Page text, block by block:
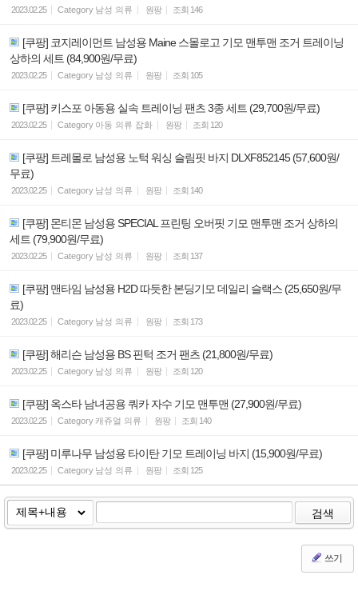
2023.02.25 Category 남성 의류 원팡 조회 146
[쿠팡] 코지레이먼트 남성용 Maine 스몰로고 기모 맨투맨 조거 트레이닝
상하의 세트 (84,900원/무료)
2023.02.25 Category 남성 의류 원팡 조회 105
[쿠팡] 키스포 아동용 실속 트레이닝 팬츠 3종 세트 (29,700원/무료)
2023.02.25 Category 아동 의류 잡화 원팡 조회 120
[쿠팡] 트레몰로 남성용 노턱 워싱 슬림핏 바지 DLXF852145 (57,600원/
무료)
2023.02.25 Category 남성 의류 원팡 조회 140
[쿠팡] 몬티몬 남성용 SPECIAL 프린팅 오버핏 기모 맨투맨 조거 상하의
세트 (79,900원/무료)
2023.02.25 Category 남성 의류 원팡 조회 137
[쿠팡] 맨타임 남성용 H2D 따듯한 본딩기모 데일리 슬랙스 (25,650원/무
료)
2023.02.25 Category 남성 의류 원팡 조회 173
[쿠팡] 해리슨 남성용 BS 핀턱 조거 팬츠 (21,800원/무료)
2023.02.25 Category 남성 의류 원팡 조회 120
[쿠팡] 옥스타 남녀공용 쿼카 자수 기모 맨투맨 (27,900원/무료)
2023.02.25 Category 캐쥬얼 의류 원팡 조회 140
[쿠팡] 미루나무 남성용 타이탄 기모 트레이닝 바지 (15,900원/무료)
2023.02.25 Category 남성 의류 원팡 조회 125
검색
쓰기